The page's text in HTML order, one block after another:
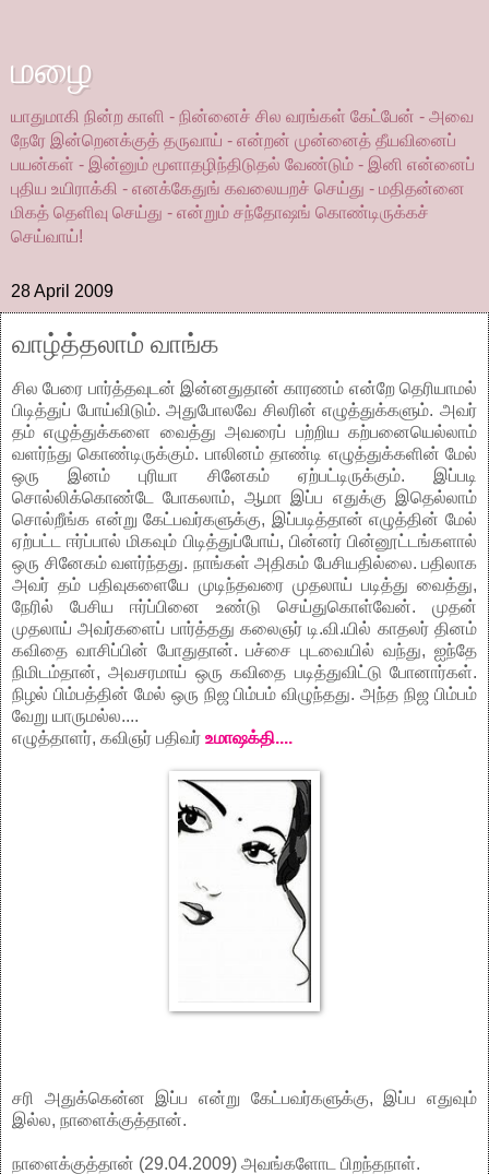
மழை
யாதுமாகி நின்ற காளி - நின்னைச் சில வரங்கள் கேட்பேன் - அவை
நேரே இன்றெனக்குத் தருவாய் - என்றன் முன்னைத் தீயவினைப்
பயன்கள் - இன்னும் மூளாதழிந்திடுதல் வேண்டும் - இனி என்னைப்
புதிய உயிராக்கி - எனக்கேதுங் கவலையறச் செய்து - மதிதன்னை
மிகத் தெளிவு செய்து - என்றும் சந்தோஷங் கொண்டிருக்கச்
செய்வாய்!
28 April 2009
வாழ்த்தலாம் வாங்க
சில பேரை பார்த்தவுடன் இன்னதுதான் காரணம் என்றே தெரியாமல்
பிடித்துப் போய்விடும். அதுபோலவே சிலரின் எழுத்துக்களும். அவர்
தம் எழுத்துக்களை வைத்து அவரைப் பற்றிய கற்பனையெல்லாம்
வளர்ந்து கொண்டிருக்கும். பாலினம் தாண்டி எழுத்துக்களின் மேல்
ஒரு இனம் புரியா சினேகம் ஏற்பட்டிருக்கும். இப்படி
சொல்லிக்கொண்டே போகலாம், ஆமா இப்ப எதுக்கு இதெல்லாம்
சொல்றீங்க என்று கேட்பவர்களுக்கு, இப்படித்தான் எழுத்தின் மேல்
ஏற்பட்ட ஈர்ப்பால் மிகவும் பிடித்துப்போய், பின்னர் பின்னூட்டங்களால்
ஒரு சினேகம் வளர்ந்தது. நாங்கள் அதிகம் பேசியதில்லை. பதிலாக
அவர் தம் பதிவுகளையே முடிந்தவரை முதலாய் படித்து வைத்து,
நேரில் பேசிய ஈர்ப்பினை உண்டு செய்துகொள்வேன். முதன்
முதலாய் அவர்களைப் பார்த்தது கலைஞர் டி.வி.யில் காதலர் தினம்
கவிதை வாசிப்பின் போதுதான். பச்சை புடவையில் வந்து, ஐந்தே
நிமிடம்தான், அவசரமாய் ஒரு கவிதை படித்துவிட்டு போனார்கள்.
நிழல் பிம்பத்தின் மேல் ஒரு நிஜ பிம்பம் விழுந்தது. அந்த நிஜ பிம்பம்
வேறு யாருமல்ல....
எழுத்தாளர், கவிஞர் பதிவர் உமாஷக்தி....
சரி அதுக்கென்ன இப்ப என்று கேட்பவர்களுக்கு, இப்ப எதுவும்
இல்ல, நாளைக்குத்தான்.
நாளைக்குத்தான் (29.04.2009) அவங்களோட பிறந்தநாள்.